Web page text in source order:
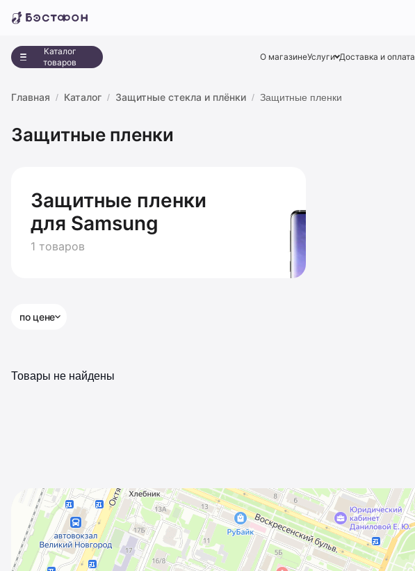
О магазинеУслуги Доставка и оплата
Каталог
товаров
Главная Каталог Защитные стекла и плёнки Защитные пленки
Защитные пленки
Защитные пленки
для Samsung
1 товаров
по цене
Товары не найдены